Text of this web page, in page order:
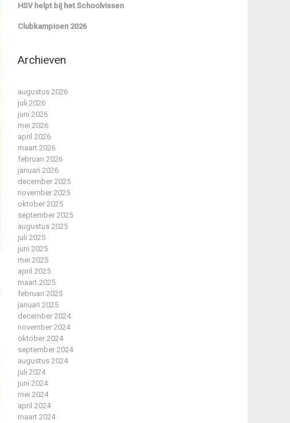
HSV helpt bij het Schoolvissen
Clubkampioen 2026
Archieven
augustus 2026
juli 2026
juni 2026
mei 2026
april 2026
maart 2026
februari 2026
januari 2026
december 2025
november 2025
oktober 2025
september 2025
augustus 2025
juli 2025
juni 2025
mei 2025
april 2025
maart 2025
februari 2025
januari 2025
december 2024
november 2024
oktober 2024
september 2024
augustus 2024
juli 2024
juni 2024
mei 2024
april 2024
maart 2024